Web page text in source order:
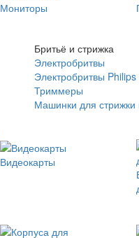
Мониторы
Бритьё и стрижка
Электробритвы
Электробритвы Philips
Триммеры
Машинки для стрижки
Видеокарты